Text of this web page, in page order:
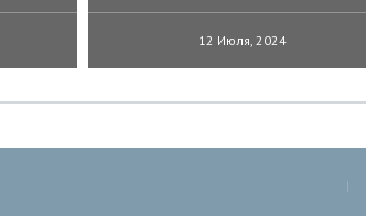
12 Июля, 2024